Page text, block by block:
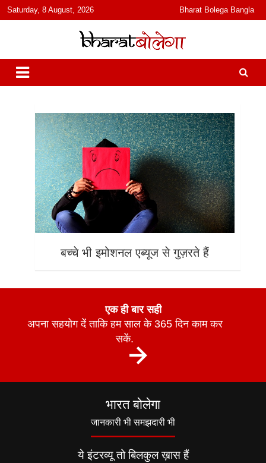
content
Saturday, 8 August, 2026 Bharat Bolega Bangla
भारत बोलेगा
हिंदी में समाचार, विचार, ऑडियो, वीडियो और फ़ीचर. भारत बोलेगा हिंदी न्यूज़ वेबसाइट
India: News, Views, Info, Trends & Podcast I जानकारी भी समझदारी भी
और पॉडकास्ट
बच्चे भी इमोशनल एब्यूज से गुज़रते हैं
एक ही बार सही
अपना सहयोग दें ताकि हम साल के 365 दिन काम कर
सकें.
भारत बोलेगा
जानकारी भी समझदारी भी
ये इंटरव्यू तो बिलकुल ख़ास हैं